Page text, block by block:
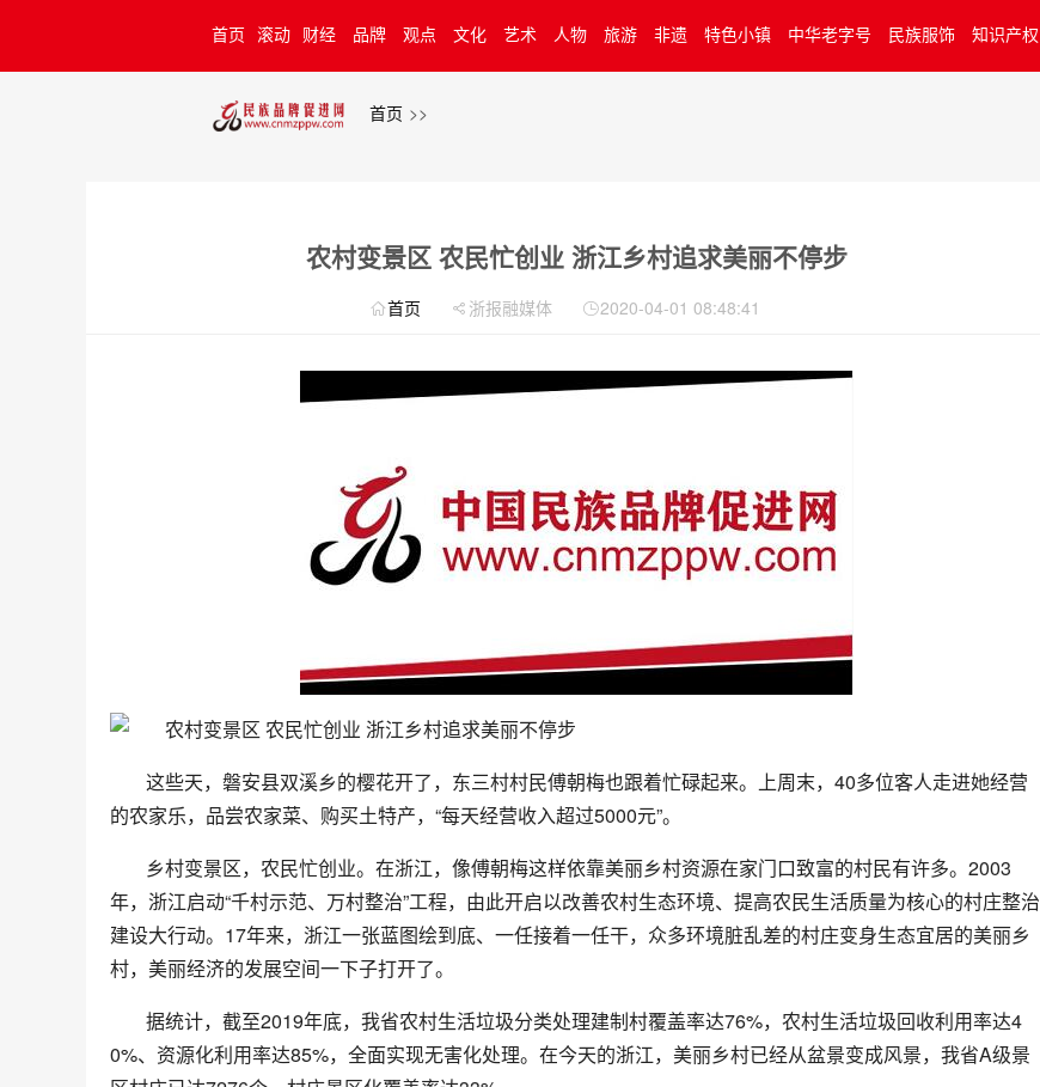
首页 滚动 财经 品牌 观点 文化 艺术 人物 旅游 非遗 特色小镇 中华老字号 民族服饰 知识产权
牌计划 首页 >>
农村变景区 农民忙创业 浙江乡村追求美丽不停步
首页 浙报融媒体 2020-04-01 08:48:41
这些天，磐安县双溪乡的樱花开了，东三村村民傅朝梅也跟着忙碌起来。上周末，40多位客人走进她经营
的农家乐，品尝农家菜、购买土特产，“每天经营收入超过5000元”。
乡村变景区，农民忙创业。在浙江，像傅朝梅这样依靠美丽乡村资源在家门口致富的村民有许多。2003
年，浙江启动“千村示范、万村整治”工程，由此开启以改善农村生态环境、提高农民生活质量为核心的村庄整治
建设大行动。17年来，浙江一张蓝图绘到底、一任接着一任干，众多环境脏乱差的村庄变身生态宜居的美丽乡
村，美丽经济的发展空间一下子打开了。
据统计，截至2019年底，我省农村生活垃圾分类处理建制村覆盖率达76%，农村生活垃圾回收利用率达4
0%、资源化利用率达85%，全面实现无害化处理。在今天的浙江，美丽乡村已经从盆景变成风景，我省A级景